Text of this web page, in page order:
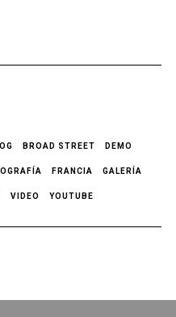
BROAD STREET DEMO
FRANCIA GALERÍA
VIDEO YOUTUBE